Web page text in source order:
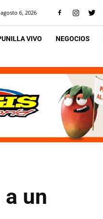
6, 2026
VIVO NEGOCIOS
un